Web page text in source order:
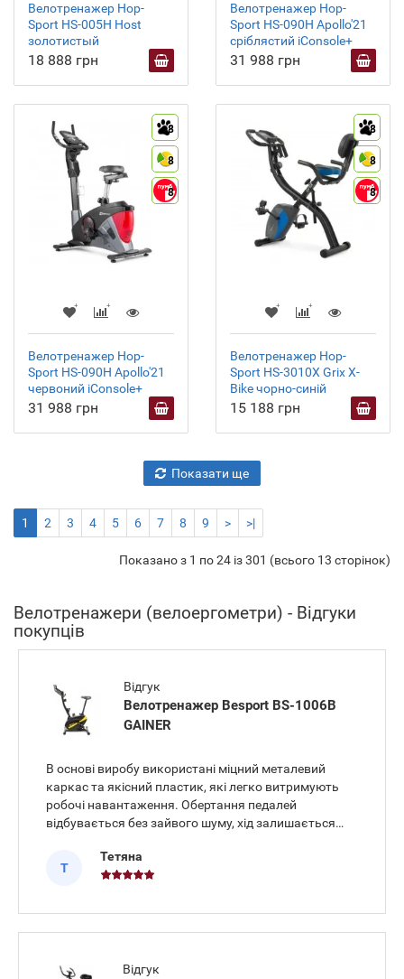
Велотренажер Hop-
Sport HS-005H Host
золотистый
18 888 грн
Велотренажер Hop-
Sport HS-090H Apollo'21
сріблястий iConsole+
31 988 грн
8
8
8
Велотренажер Hop-
Sport HS-090H Apollo'21
червоний iConsole+
31 988 грн
8
8
8
Велотренажер Hop-
Sport HS-3010X Grix X-
Bike чорно-синій
15 188 грн
Показати ще
1 2 3 4 5 6 7 8 9 > >|
Показано з 1 по 24 із 301 (всього 13 сторінок)
Велотренажери (велоергометри) - Відгуки
покупців
Відгук
Велотренажер Besport BS-1006B
GAINER
В основі виробу використані міцний металевий
каркас та якісний пластик, які легко витримують
робочі навантаження. Обертання педалей
відбувається без зайвого шуму, хід залишається
зручно, тому напруження в спині під час тривалої
їзди відсутнє. Велот
Т
Тетяна
Відгук